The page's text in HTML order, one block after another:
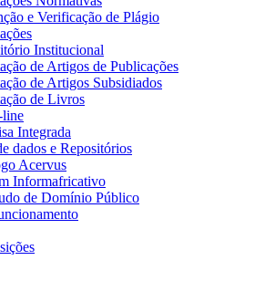
e Verificação de Plágio
Institucional
de Artigos de Publicações
de Artigos Subsidiados
de Livros
line
Integrada
dados e Repositórios
Acervus
Informafricativo
de Domínio Público